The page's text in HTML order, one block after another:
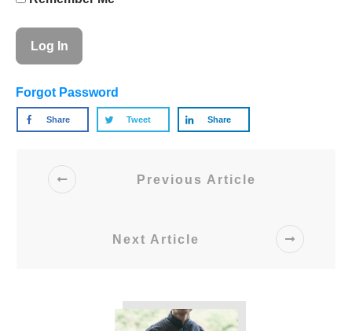
Forgot Password
Share Tweet Share
Previous Article
Next Article